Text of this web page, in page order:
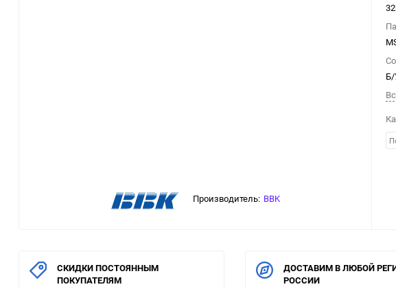
Производитель: BBK
СКИДКИ ПОСТОЯННЫМ
ПОКУПАТЕЛЯМ
ДОСТАВИМ В ЛЮБОЙ
РОССИИ